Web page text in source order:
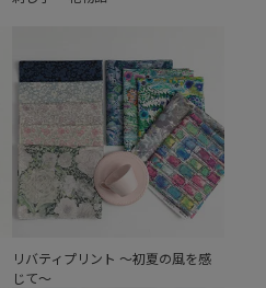
リバティプリント ～初夏の風を感
じて～